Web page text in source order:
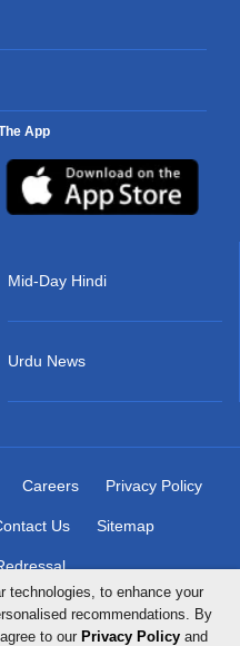
App
Mid-Day Hindi
Urdu News
Careers Privacy Policy
Us Sitemap
technologies, to enhance your
recommendations. By
to our Privacy Policyand